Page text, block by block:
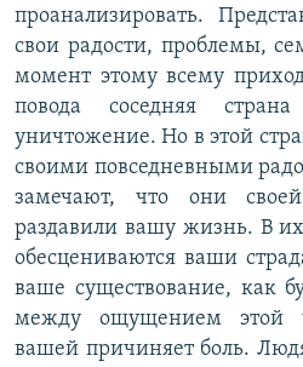
проанализировать.
свои радости, проблемы,
момент этому всему
повода соседняя
уничтожение. Но в этой
своими повседневными
замечают, что они
раздавили вашу жизнь. В
обесцениваются ваши
ваше существование, как
между ощущением этой
вашей причиняет боль.